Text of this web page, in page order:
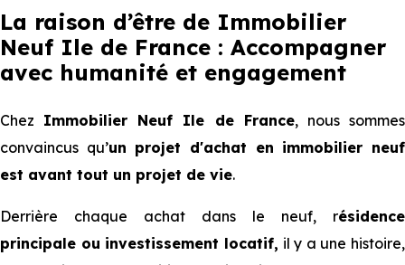
Investir
Actualités
Ressources
Financer
La raison d’être de Immobilier
Neuf Ile de France : Accompagner
avec humanité et engagement
Chez Immobilier Neuf Ile de France, nous sommes
convaincus qu’un projet d'achat en immobilier neuf
est avant tout un projet de vie.
Derrière chaque achat dans le neuf, résidence
principale ou investissement locatif, il y a une histoire,